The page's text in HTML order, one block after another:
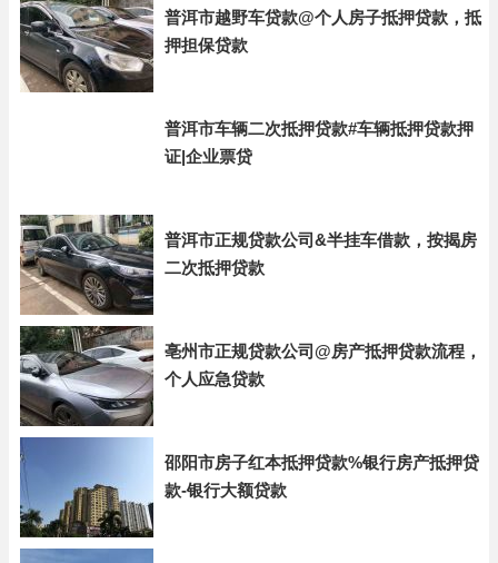
普洱市越野车贷款@个人房子抵押贷款，抵
押担保贷款
普洱市车辆二次抵押贷款#车辆抵押贷款押
证|企业票贷
普洱市正规贷款公司&半挂车借款，按揭房
二次抵押贷款
亳州市正规贷款公司@房产抵押贷款流程，
个人应急贷款
邵阳市房子红本抵押贷款%银行房产抵押贷
款-银行大额贷款